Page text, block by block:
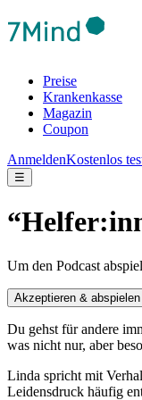
Preise
Krankenkasse
Magazin
Coupon
AnmeldenKostenlos
☰
Um den Podcast
Akzeptieren & abspielen
Du gehst für andere
was nicht nur, aber
Linda spricht mit
Leidensdruck häufig